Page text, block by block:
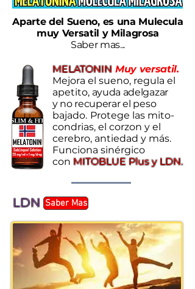
Aparte del Sueno, es una Mulecula
muy Versatil y Milagrosa
Saber mas...
MELATONIN Muy versatil.
Mejora el sueno, regula el
apetito, ayuda adelgazar
y no recuperar el peso
bajado. Protege las mito-
condrias, el corzon y el
cerebro, antiedad y más.
Funciona sinérgico
con MITOBLUE Plus y LDN.
LDN Saber Mas